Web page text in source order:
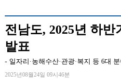
전남도, 2025년 하반
발표
- 일자리·농해수산·관광·복지 등 6대
2025년08월24일 09시46분